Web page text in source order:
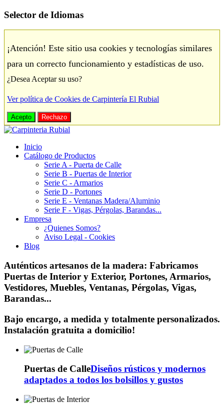
Selector de Idiomas
¡Atención! Este sitio usa cookies y tecnologías similares
para un correcto funcionamiento y estadísticas de uso.
¿Desea Aceptar su uso?
Ver política de Cookies de Carpintería El Rubial
Acepto Rechazo
Inicio
Catálogo de Productos
Serie A - Puerta de Calle
Serie B - Puertas de Interior
Serie C - Armarios
Serie D - Portones
Serie E - Ventanas Madera/Aluminio
Serie F - Vigas, Pérgolas, Barandas...
Empresa
¿Quienes Somos?
Aviso Legal - Cookies
Blog
Auténticos artesanos de la madera: Fabricamos
Puertas de Interior y Exterior, Portones, Armarios,
Vestidores, Muebles, Ventanas, Pérgolas, Vigas,
Barandas...
Bajo encargo, a medida y totalmente personalizados.
Instalación gratuita a domicilio!
Puertas de CalleDiseños rústicos y modernos
adaptados a todos los bolsillos y gustos